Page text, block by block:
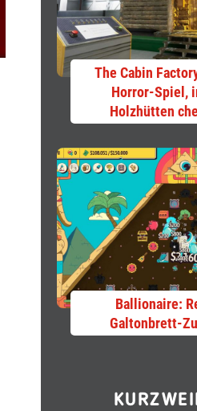
The Cabin
Horror-Spiel,
Holzhütten
Ballionaire:
Galtonbrett-